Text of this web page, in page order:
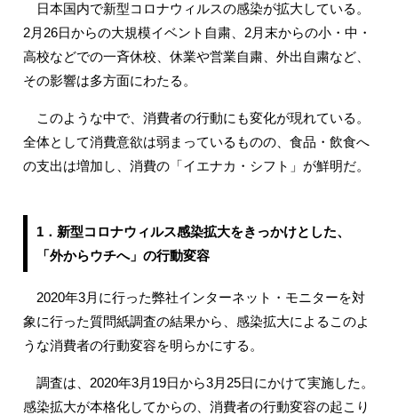
日本国内で新型コロナウィルスの感染が拡大している。
2月26日からの大規模イベント自粛、2月末からの小・中・
高校などでの一斉休校、休業や営業自粛、外出自粛など、
その影響は多方面にわたる。
このような中で、消費者の行動にも変化が現れている。
全体として消費意欲は弱まっているものの、食品・飲食へ
の支出は増加し、消費の「イエナカ・シフト」が鮮明だ。
1．新型コロナウィルス感染拡大をきっかけとした、
「外からウチへ」の行動変容
2020年3月に行った弊社インターネット・モニターを対
象に行った質問紙調査の結果から、感染拡大によるこのよ
うな消費者の行動変容を明らかにする。
調査は、2020年3月19日から3月25日にかけて実施した。
感染拡大が本格化してからの、消費者の行動変容の起こり